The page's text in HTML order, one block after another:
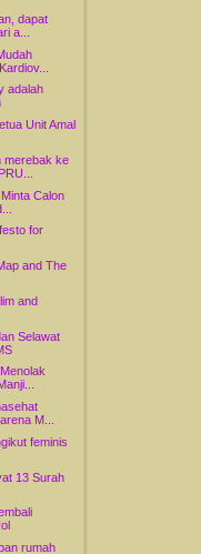
dapat
a...
adalah
Unit Amal
merebak ke
Calon
for
and The
and
Selawat
M...
feminis
13 Surah
rumah